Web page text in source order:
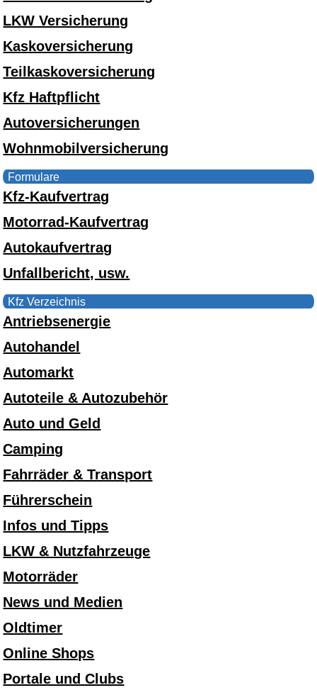
LKW Versicherung
Kaskoversicherung
Teilkaskoversicherung
Kfz Haftpflicht
Autoversicherungen
Wohnmobilversicherung
Formulare
Kfz-Kaufvertrag
Motorrad-Kaufvertrag
Autokaufvertrag
Unfallbericht, usw.
Kfz Verzeichnis
Antriebsenergie
Autohandel
Automarkt
Autoteile & Autozubehör
Auto und Geld
Camping
Fahrräder & Transport
Führerschein
Infos und Tipps
LKW & Nutzfahrzeuge
Motorräder
News und Medien
Oldtimer
Online Shops
Portale und Clubs